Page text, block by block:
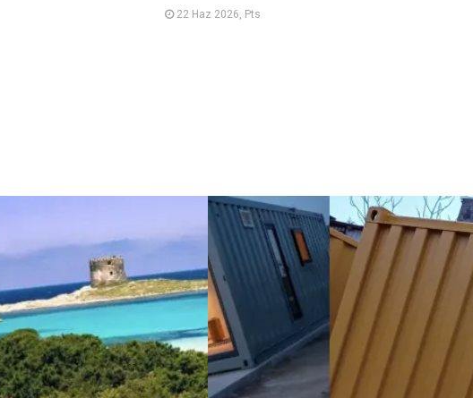
22 Haz 2026, Pts